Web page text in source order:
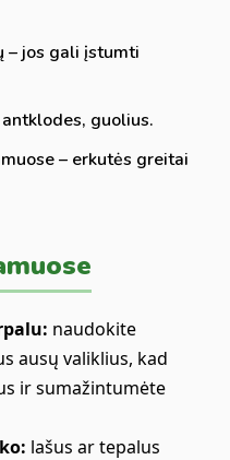
– jos gali įstumti
guolius.
– erkutės greitai
naudokite
ausų valiklius, kad
ir sumažintumėte
lašus ar tepalus